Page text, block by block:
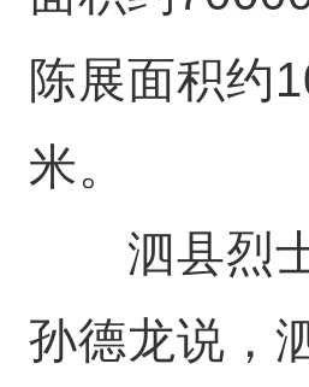
陈展面积约
米。
泗县烈士
孙德龙说，